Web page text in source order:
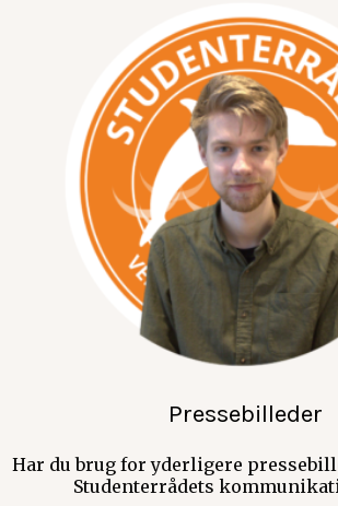
Pressebilleder
Har du brug for yderligere
Studenterrådets